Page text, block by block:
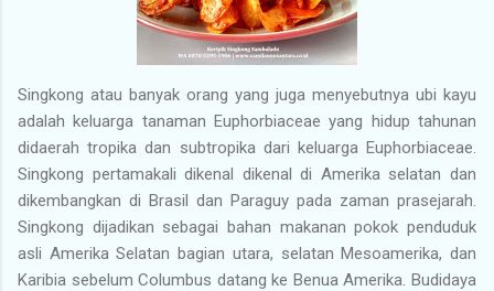
Singkong atau banyak orang yang juga menyebutnya ubi kayu
adalah keluarga tanaman Euphorbiaceae yang hidup tahunan
didaerah tropika dan subtropika dari keluarga Euphorbiaceae.
Singkong pertamakali dikenal dikenal di Amerika selatan dan
dikembangkan di Brasil dan Paraguy pada zaman prasejarah.
Singkong dijadikan sebagai bahan makanan pokok penduduk
asli Amerika Selatan bagian utara, selatan Mesoamerika, dan
Karibia sebelum Columbus datang ke Benua Amerika. Budidaya